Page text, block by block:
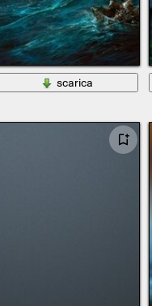
scarica